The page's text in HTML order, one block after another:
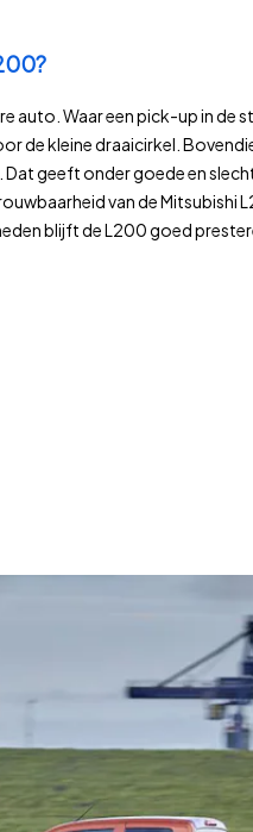
auto. Waar een pick-up in
de kleine draaicirkel.
geeft onder goede en
van de Mitsubishi
blijft de L200 goed